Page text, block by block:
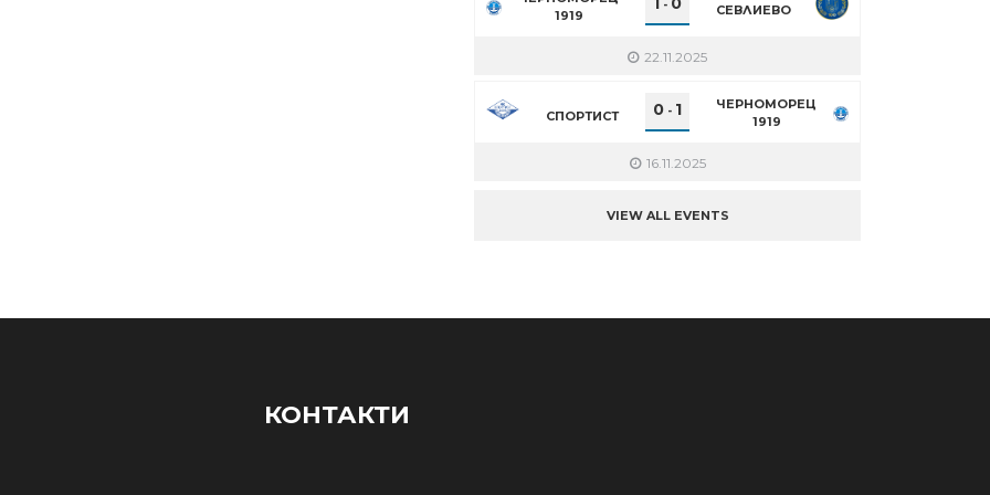
1919
- СЕВЛИЕВО
22.11.2025
СПОРТИСТ 0 - 1
ЧЕРНОМОРЕЦ
1919
16.11.2025
VIEW ALL EVENTS
КОНТАКТИ